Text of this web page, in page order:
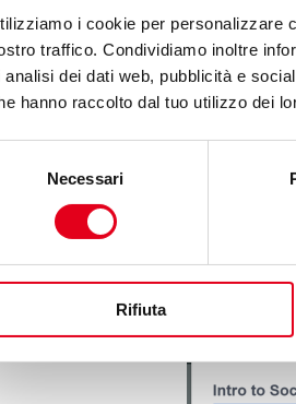
i cookie per personalizzare
traffico. Condividiamo inoltre
analisi dei dati web, pubblicità e
hanno raccolto dal tuo utilizzo dei
Necessari
Rifiuta
Nome (40 caratteri)
Prezzo (opzionale)
Descrizione (200 caratteri,
Foto (opzionale, output
Cliccando su “Introduce Your